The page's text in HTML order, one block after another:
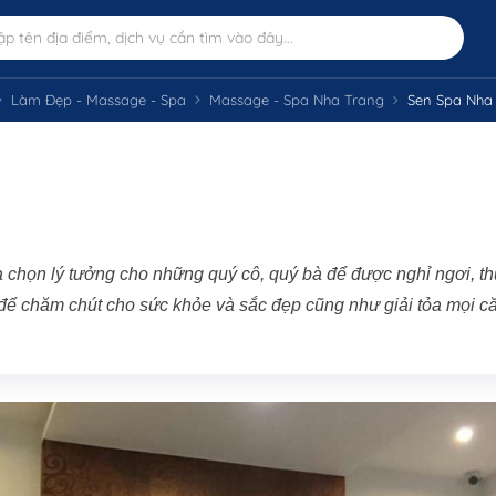
Làm Đẹp - Massage - Spa Massage - Spa Nha Trang Sen Spa
lý tưởng cho những quý cô, quý bà để được nghỉ ngơi,
chăm chút cho sức khỏe và sắc đẹp cũng như giải tỏa mọi